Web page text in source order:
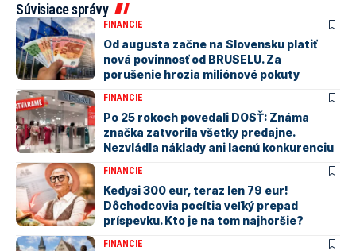
Súvisiace správy
FINANCIE
Od augusta začne na Slovensku platiť
nová povinnosť od BRUSELU. Za
porušenie hrozia miliónové pokuty
FINANCIE
Po 25 rokoch povedali DOSŤ: Známa
značka zatvorila všetky predajne.
Nezvládla náklady ani lacnú konkurenciu
FINANCIE
Kedysi 300 eur, teraz len 79 eur!
Dôchodcovia pocítia veľký prepad
príspevku. Kto je na tom najhoršie?
FINANCIE